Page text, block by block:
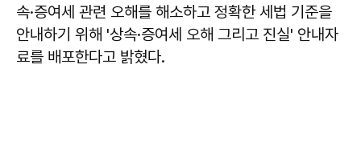
속·증여세 관련 오해를 해소하고 정확한 세법 기준을
안내하기 위해 '상속·증여세 오해 그리고 진실' 안내자
료를 배포한다고 밝혔다.